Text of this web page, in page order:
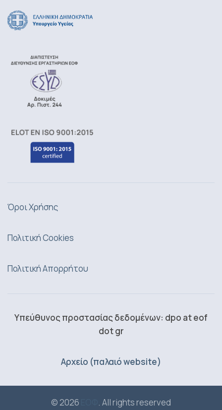
Όροι Χρήσης
Πολιτική Cookies
Πολιτική Απορρήτου
Υπεύθυνος προστασίας δεδομένων: dpo at eof
dot gr
Αρχείο (παλαιό website)
© 2026 . All rights reserved